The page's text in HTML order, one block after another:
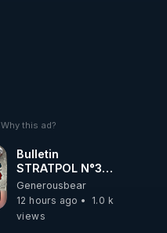
Why this ad?
Bulletin
STRATPOL N°302.
Armée des
drones, MS-21 en
série, missiles
Generousbear
12 hours ago
1.0 k
views